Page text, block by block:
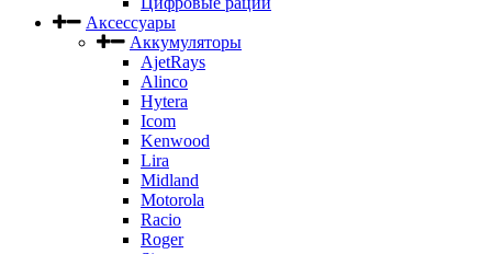
Аксессуары
Аккумуляторы
AjetRays
Alinco
Hytera
Icom
Kenwood
Lira
Midland
Motorola
Racio
Roger